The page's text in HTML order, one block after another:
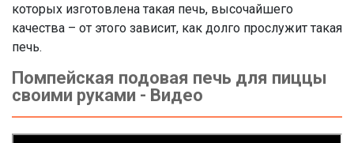
которых изготовлена ​​такая печь, высочайшего
качества – от этого зависит, как долго прослужит такая
печь.
Помпейская подовая печь для пиццы
своими руками - Видео